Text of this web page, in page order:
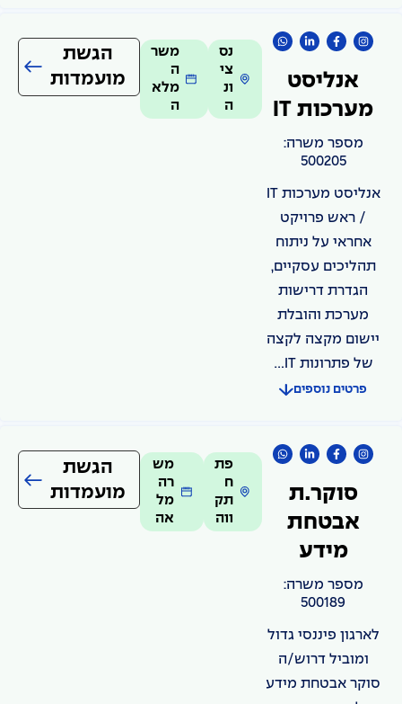
אנליסט
מערכות IT
מספר משרה:
500205
אנליסט מערכות IT
/ ראש פרויקט
אחראי על ניתוח
תהליכים עסקיים,
הגדרת דרישות
מערכת והובלת
יישום מקצה לקצה
של פתרונות IT...
פרטים נוספים
נס
צי
ונ
ה
משר
ה
מלא
ה
הגשת
מועמדות
סוקר.ת
אבטחת
מידע
מספר משרה:
500189
לארגון פיננסי גדול
ומוביל דרוש/ה
סוקר אבטחת מידע
פת
ח
תק
ווה
מש
רה
מל
אה
הגשת
מועמדות